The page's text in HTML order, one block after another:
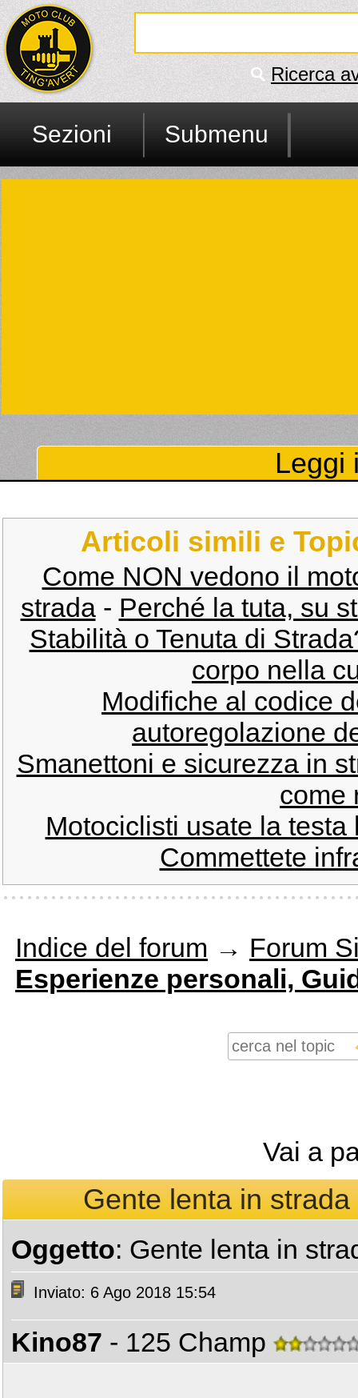
Ricerca
Sezioni Submenu
Leggi
Articoli simili e
Come NON vedono il
strada- Perché la tuta, su
Stabilità o Tenuta di
corpo nella
Modifiche al codice
autoregolazione
Smanettoni e sicurezza in
come
Motociclisti usate la
Commettete
Indice del forum → Forum
Esperienze personali,
Vai a
Gente lenta in
Oggetto: Gente lenta in
Inviato: 6 Ago 2018 15:54
Kino87 - 125 Champ